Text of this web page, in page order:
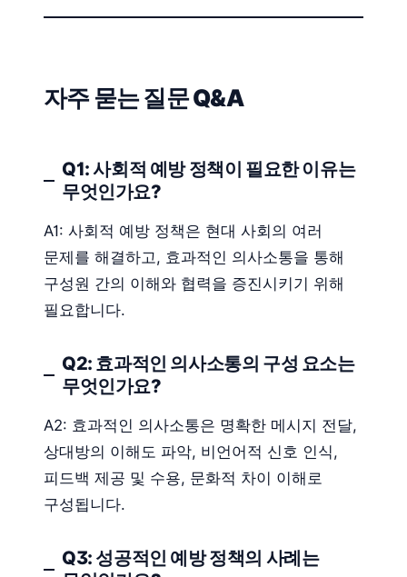
자주 묻는 질문 Q&A
Q1: 사회적 예방 정책이 필요한 이유는
무엇인가요?
A1: 사회적 예방 정책은 현대 사회의 여러
문제를 해결하고, 효과적인 의사소통을 통해
구성원 간의 이해와 협력을 증진시키기 위해
필요합니다.
Q2: 효과적인 의사소통의 구성 요소는
무엇인가요?
A2: 효과적인 의사소통은 명확한 메시지 전달,
상대방의 이해도 파악, 비언어적 신호 인식,
피드백 제공 및 수용, 문화적 차이 이해로
구성됩니다.
Q3: 성공적인 예방 정책의 사례는